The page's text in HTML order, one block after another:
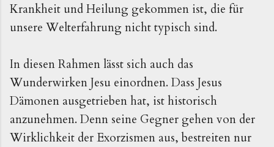
Krankheit und Heilung gekommen ist, die für
unsere Welterfahrung nicht typisch sind.
In diesen Rahmen lässt sich auch das
Wunderwirken Jesu einordnen. Dass Jesus
Dämonen ausgetrieben hat, ist historisch
anzunehmen. Denn seine Gegner gehen von der
Wirklichkeit der Exorzismen aus, bestreiten nur